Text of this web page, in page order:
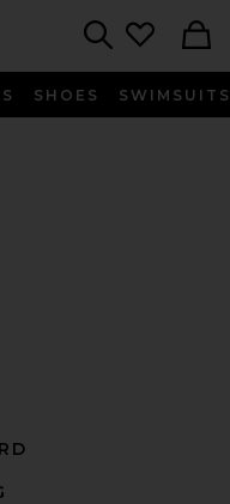
SHOES SWIMSUITS